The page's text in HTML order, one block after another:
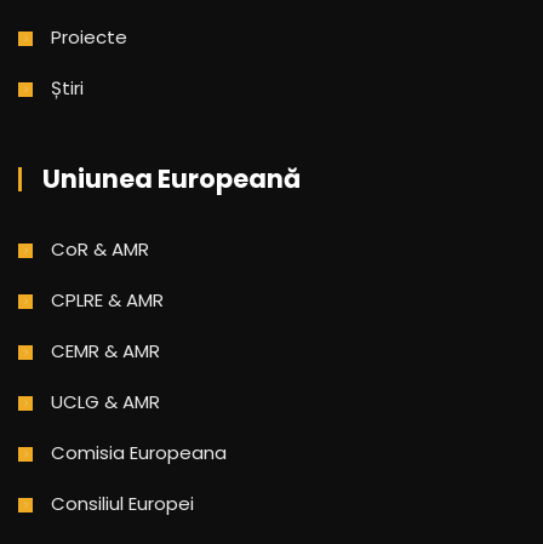
Proiecte
Știri
Uniunea Europeană
CoR & AMR
CPLRE & AMR
CEMR & AMR
UCLG & AMR
Comisia Europeana
Consiliul Europei